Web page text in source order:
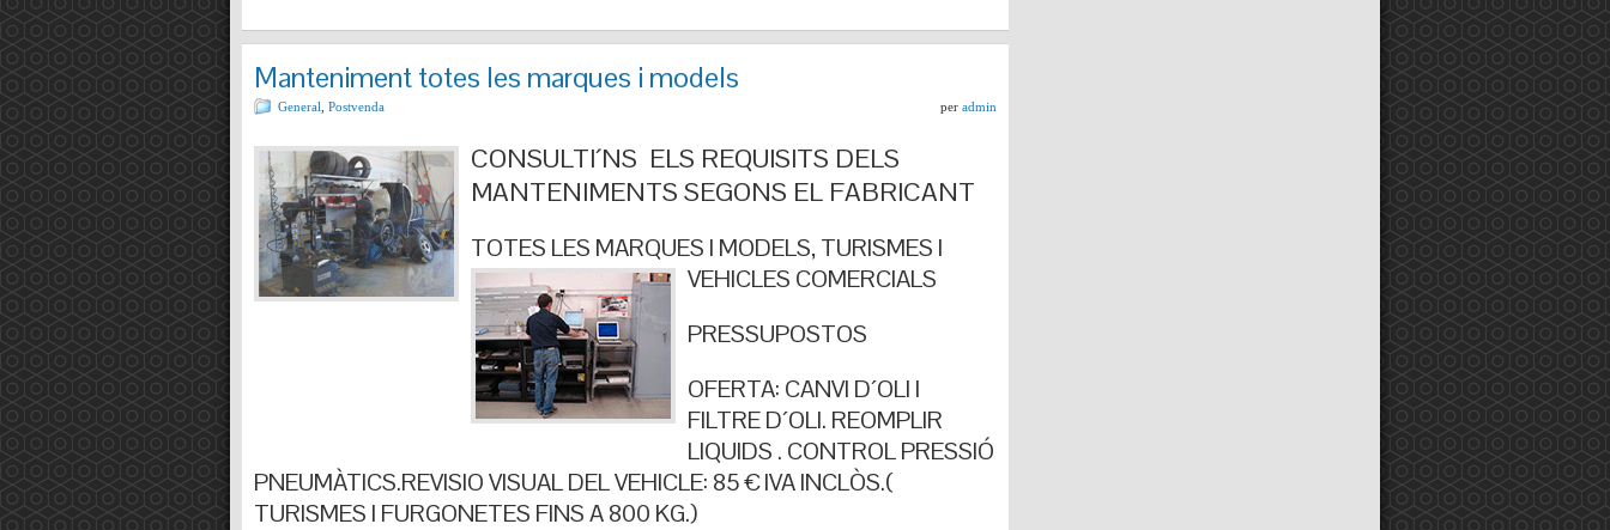
Manteniment totes les marques i models
General Postvenda per admin
CONSULTI´NS ELS REQUISITS DELS
MANTENIMENTS SEGONS EL FABRICANT
TOTES LES MARQUES I MODELS, TURISMES I
VEHICLES COMERCIALS
PRESSUPOSTOS
OFERTA: CANVI D´OLI I
FILTRE D´OLI. REOMPLIR
LIQUIDS . CONTROL PRESSIÓ
PNEUMÀTICS.REVISIO VISUAL DEL VEHICLE: 85 € IVA INCLÒS.(
TURISMES I FURGONETES FINS A 800 KG.)